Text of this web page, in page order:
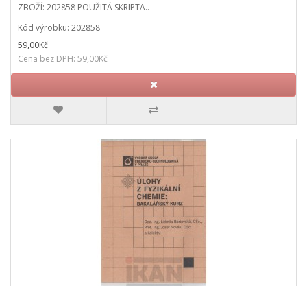
ZBOŽÍ: 202858 POUŽITÁ SKRIPTA..
Kód výrobku: 202858
59,00Kč
Cena bez DPH: 59,00Kč